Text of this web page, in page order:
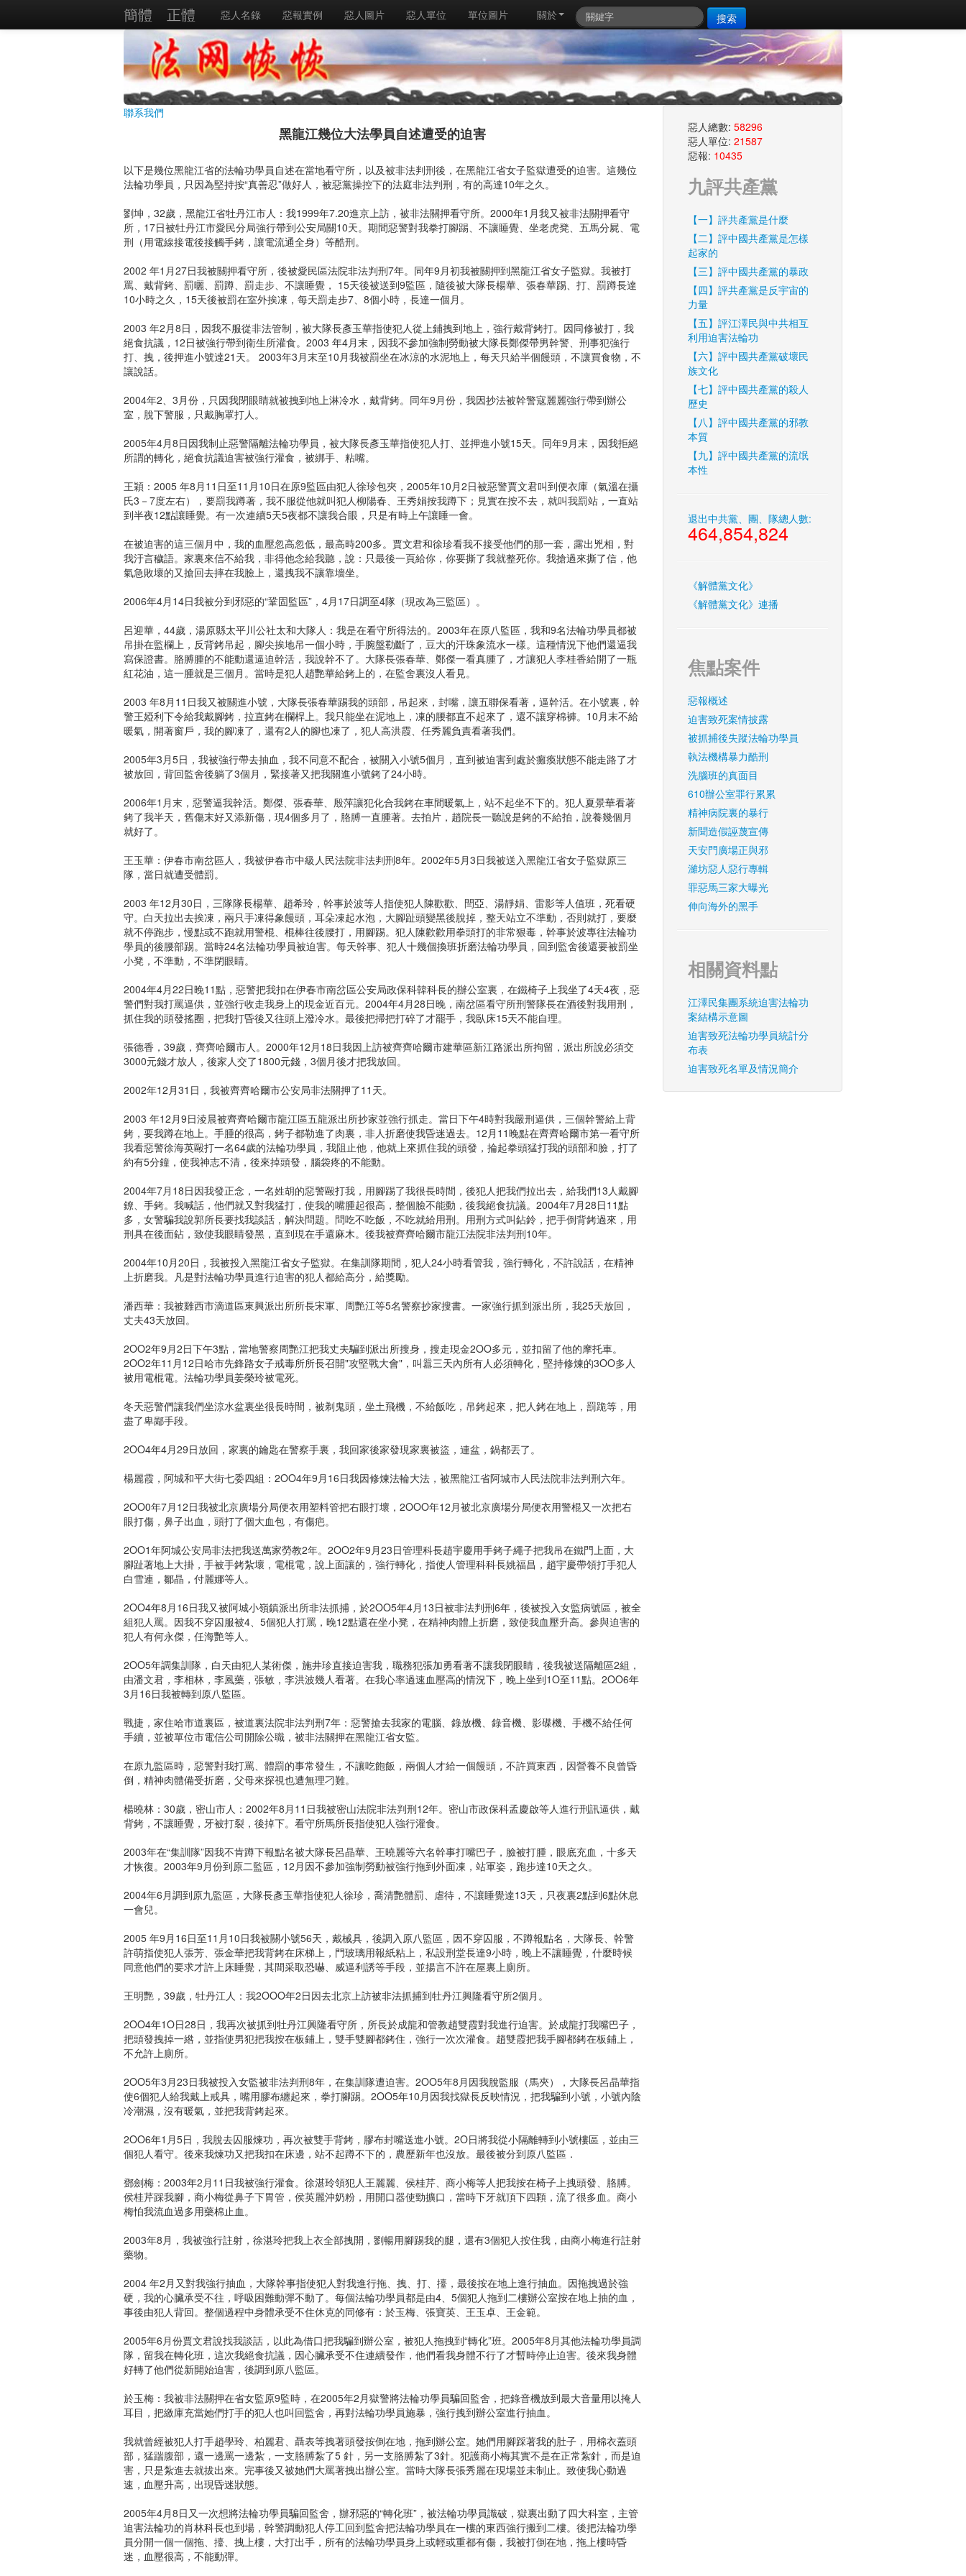
簡體 正體 惡人名錄 惡報實例 惡人圖片 惡人單位 單位圖片 搜索
關於
聯系我們
黑龍江幾位大法學員自述遭受的迫害
以下是幾位黑龍江省的法輪功學員自述在當地看守所，以及被非法判刑後，在黑龍江省女子監獄遭受的迫害。這幾位
法輪功學員，只因為堅持按“真善忍”做好人，被惡黨操控下的法庭非法判刑，有的高達10年之久。
劉坤，32歲，黑龍江省牡丹江市人：我1999年7.20進京上訪，被非法關押看守所。2000年1月我又被非法關押看守
所，17日被牡丹江市愛民分局強行帶到公安局關10天。期間惡警對我拳打腳踢、不讓睡覺、坐老虎凳、五馬分屍、電
刑（用電線接電後接觸手銬，讓電流通全身）等酷刑。
2002 年1月27日我被關押看守所，後被愛民區法院非法判刑7年。同年9月初我被關押到黑龍江省女子監獄。我被打
罵、戴背銬、罰曬、罰蹲、罰走步、不讓睡覺， 15天後被送到9監區，隨後被大隊長楊華、張春華踢、打、罰蹲長達
10小時之久，15天後被罰在室外挨凍，每天罰走步7、8個小時，長達一個月。
2003 年2月8日，因我不服從非法管制，被大隊長彥玉華指使犯人從上鋪拽到地上，強行戴背銬打。因同修被打，我
絕食抗議，12日被強行帶到衛生所灌食。2003 年4月末，因我不參加強制勞動被大隊長鄭傑帶男幹警、刑事犯強行
打、拽，後押進小號達21天。 2003年3月末至10月我被罰坐在冰涼的水泥地上，每天只給半個饅頭，不讓買食物，不
讓說話。
2004年2、3月份，只因我閉眼睛就被拽到地上淋冷水，戴背銬。同年9月份，我因抄法被幹警寇麗麗強行帶到辦公
室，脫下警服，只戴胸罩打人。
2005年4月8日因我制止惡警隔離法輪功學員，被大隊長彥玉華指使犯人打、並押進小號15天。同年9月末，因我拒絕
所謂的轉化，絕食抗議迫害被強行灌食，被綁手、粘嘴。
王穎：2005 年8月11日至11月10日在原9監區由犯人徐珍包夾，2005年10月2日被惡警賈文君叫到便衣庫（氣溫在攝
氏3－7度左右），要罰我蹲著，我不服從他就叫犯人柳陽春、王秀娟按我蹲下；見實在按不去，就叫我罰站，一直站
到半夜12點讓睡覺。有一次連續5天5夜都不讓我合眼，只是有時上午讓睡一會。
在被迫害的這三個月中，我的血壓忽高忽低，最高時200多。賈文君和徐珍看我不接受他們的那一套，露出兇相，對
我汙言穢語。家裏來信不給我，非得他念給我聽，說：只最後一頁給你，你要撕了我就整死你。我搶過來撕了信，他
氣急敗壞的又搶回去摔在我臉上，還拽我不讓靠墻坐。
2006年4月14日我被分到邪惡的“鞏固監區”，4月17日調至4隊（現改為三監區）。
呂迎華，44歲，湯原縣太平川公社太和大隊人：我是在看守所得法的。2003年在原八監區，我和9名法輪功學員都被
吊掛在監欄上，反背銬吊起，腳尖挨地吊一個小時，手腕盤勒斷了，豆大的汗珠象流水一樣。這種情況下他們還逼我
寫保證書。胳膊腫的不能動還逼迫幹活，我說幹不了。大隊長張春華、鄭傑一看真腫了，才讓犯人李桂香給開了一瓶
紅花油，這一腫就是三個月。當時是犯人趙艷華給銬上的，在監舍裏沒人看見。
2003 年8月11日我又被關進小號，大隊長張春華踢我的頭部，吊起來，封嘴，讓五聯保看著，逼幹活。在小號裏，幹
警王婭利下令給我戴腳銬，拉直銬在欄桿上。我只能坐在泥地上，凍的腰都直不起來了，還不讓穿棉褲。10月末不給
暖氣，開著窗戶，我的腳凍了，還有2人的腳也凍了，犯人高洪霞、任秀麗負責看著我們。
2005年3月5日，我被強行帶去抽血，我不同意不配合，被關入小號5個月，直到被迫害到處於癱瘓狀態不能走路了才
被放回，背回監舍後躺了3個月，緊接著又把我關進小號銬了24小時。
2006年1月末，惡警逼我幹活。鄭傑、張春華、殷萍讓犯化合我銬在車間暖氣上，站不起坐不下的。犯人夏景華看著
銬了我半天，舊傷末好又添新傷，現4個多月了，胳膊一直腫著。去拍片，趙院長一聽說是銬的不給拍，說養幾個月
就好了。
王玉華：伊春市南岔區人，我被伊春市中級人民法院非法判刑8年。2002年5月3日我被送入黑龍江省女子監獄原三
隊，當日就遭受體罰。
2003 年12月30日，三隊隊長楊華、趙希玲，幹事於波等人指使犯人陳歡歡、閆亞、湯靜娟、雷影等人值班，死看硬
守。白天拉出去挨凍，兩只手凍得象饅頭，耳朵凍起水泡，大腳趾頭變黑後脫掉，整天站立不準動，否則就打，要麼
就不停跑步，慢點或不跑就用警棍、棍棒往後腰打，用腳踢。犯人陳歡歡用拳頭打的非常狠毒，幹事於波專往法輪功
學員的後腰部踢。當時24名法輪功學員被迫害。每天幹事、犯人十幾個換班折磨法輪功學員，回到監舍後還要被罰坐
小凳，不準動，不準閉眼睛。
2004年4月22日晚11點，惡警把我扣在伊春市南岔區公安局政保科韓科長的辦公室裏，在鐵椅子上我坐了4天4夜，惡
警們對我打罵逼供，並強行收走我身上的現金近百元。2004年4月28日晚，南岔區看守所刑警隊長在酒後對我用刑，
抓住我的頭發搖圈，把我打昏後又往頭上潑冷水。最後把掃把打碎了才罷手，我臥床15天不能自理。
張德香，39歲，齊齊哈爾市人。2000年12月18日我因上訪被齊齊哈爾市建華區新江路派出所拘留，派出所說必須交
3000元錢才放人，後家人交了1800元錢，3個月後才把我放回。
2002年12月31日，我被齊齊哈爾市公安局非法關押了11天。
2003 年12月9日淩晨被齊齊哈爾市龍江區五龍派出所抄家並強行抓走。當日下午4時對我嚴刑逼供，三個幹警給上背
銬，要我蹲在地上。手腫的很高，銬子都勒進了肉裏，非人折磨使我昏迷過去。12月11晚點在齊齊哈爾市第一看守所
我看惡警徐海英毆打一名64歲的法輪功學員，我阻止他，他就上來抓住我的頭發，掄起拳頭猛打我的頭部和臉，打了
約有5分鐘，使我神志不清，後來掉頭發，腦袋疼的不能動。
2004年7月18日因我發正念，一名姓胡的惡警毆打我，用腳踢了我很長時間，後犯人把我們拉出去，給我們13人戴腳
鐐、手銬。我喊話，他們就又對我猛打，使我的嘴腫起很高，整個臉不能動，後我絕食抗議。2004年7月28日11點
多，女警騙我說郭所長要找我談話，解決問題。問吃不吃飯，不吃就給用刑。用刑方式叫鉆鈴，把手倒背銬過來，用
刑具在後面鉆，致使我眼睛發黑，直到現在手還麻木。後我被齊齊哈爾市龍江法院非法判刑10年。
2004年10月20日，我被投入黑龍江省女子監獄。在集訓隊期間，犯人24小時看管我，強行轉化，不許說話，在精神
上折磨我。凡是對法輪功學員進行迫害的犯人都給高分，給獎勵。
潘西華：我被雞西市滴道區東興派出所所長宋軍、周艷江等5名警察抄家搜書。一家強行抓到派出所，我25天放回，
丈夫43天放回。
2OO2年9月2日下午3點，當地警察周艷江把我丈夫騙到派出所搜身，搜走現金2OO多元，並扣留了他的摩托車。
2OO2年11月12日哈市先鋒路女子戒毒所所長召開"攻堅戰大會"，叫囂三天內所有人必須轉化，堅持修煉的3OO多人
被用電棍電。法輪功學員姜榮玲被電死。
冬天惡警們讓我們坐涼水盆裏坐很長時間，被剃鬼頭，坐土飛機，不給飯吃，吊銬起來，把人銬在地上，罰跪等，用
盡了卑鄙手段。
2OO4年4月29日放回，家裏的鑰匙在警察手裏，我回家後家發現家裏被盜，連盆，鍋都丟了。
楊麗霞，阿城和平大街七委四組：2OO4年9月16日我因修煉法輪大法，被黑龍江省阿城市人民法院非法判刑六年。
2OO0年7月12日我被北京廣場分局便衣用塑料管把右眼打壞，2OOO年12月被北京廣場分局便衣用警棍又一次把右
眼打傷，鼻子出血，頭打了個大血包，有傷疤。
2OO1年阿城公安局非法把我送萬家勞教2年。2OO2年9月23日管理科長趙宇慶用手銬子繩子把我吊在鐵門上面，大
腳趾著地上大掛，手被手銬紮壞，電棍電，說上面讓的，強行轉化，指使人管理科科長姚福昌，趙宇慶帶領打手犯人
白雪連，鄒晶，付麗娜等人。
2OO4年8月16日我又被阿城小嶺鎮派出所非法抓捕，於2OO5年4月13日被非法判刑6年，後被投入女監病號區，被全
組犯人罵。因我不穿囚服被4、5個犯人打罵，晚12點還在坐小凳，在精神肉體上折磨，致使我血壓升高。參與迫害的
犯人有何永傑，任海艷等人。
2OO5年調集訓隊，白天由犯人某術傑，施井珍直接迫害我，職務犯張加勇看著不讓我閉眼睛，後我被送隔離區2組，
由潘文君，李相林，李風藥，張敏，李洪波幾人看著。在我心率過速血壓高的情況下，晚上坐到1O至11點。2OO6年
3月16日我被轉到原八監區。
戰捷，家住哈市道裏區，被道裏法院非法判刑7年：惡警搶去我家的電腦、錄放機、錄音機、影碟機、手機不給任何
手續，並被單位市電信公司開除公職，被非法關押在黑龍江省女監。
在原九監區時，惡警對我打罵、體罰的事常發生，不讓吃飽飯，兩個人才給一個饅頭，不許買東西，因營養不良曾昏
倒，精神肉體備受折磨，父母來探視也遭無理刁難。
楊曉林：30歲，密山市人：2002年8月11日我被密山法院非法判刑12年。密山市政保科孟慶啟等人進行刑訊逼供，戴
背銬，不讓睡覺，牙被打裂，後掉下。看守所馬所長指使犯人強行灌食。
2003年在“集訓隊”因我不肯蹲下報點名被大隊長呂晶華、王曉麗等六名幹事打嘴巴子，臉被打腫，眼底充血，十多天
才恢復。2003年9月份到原二監區，12月因不參加強制勞動被強行拖到外面凍，站軍姿，跑步達10天之久。
2004年6月調到原九監區，大隊長彥玉華指使犯人徐珍，喬清艷體罰、虐待，不讓睡覺達13天，只夜裏2點到6點休息
一會兒。
2005 年9月16日至11月10日我被關小號56天，戴械具，後調入原八監區，因不穿囚服，不蹲報點名，大隊長、幹警
許萌指使犯人張芳、張金華把我背銬在床梯上，門玻璃用報紙粘上，私設刑堂長達9小時，晚上不讓睡覺，什麼時候
同意他們的要求才許上床睡覺，其間采取恐嚇、威逼利誘等手段，並揚言不許在屋裏上廁所。
王明艷，39歲，牡丹江人：我2OOO年2日因去北京上訪被非法抓捕到牡丹江興隆看守所2個月。
2OO4年1O日28日，我再次被抓到牡丹江興隆看守所，所長於成龍和管教趙雙霞對我進行迫害。於成龍打我嘴巴子，
把頭發拽掉一綹，並指使男犯把我按在板鋪上，雙手雙腳都銬住，強行一次次灌食。趙雙霞把我手腳都銬在板鋪上，
不允許上廁所。
2OO5年3月23日我被投入女監被非法判刑8年，在集訓隊遭迫害。2OO5年8月因我脫監服（馬夾），大隊長呂晶華指
使6個犯人給我戴上戒具，嘴用膠布纏起來，拳打腳踢。2OO5年10月因我找獄長反映情況，把我騙到小號，小號內陰
冷潮濕，沒有暖氣，並把我背銬起來。
2OO6年1月5日，我脫去囚服煉功，再次被雙手背銬，膠布封嘴送進小號。2O日將我從小隔離轉到小號樓區，並由三
個犯人看守。後來我煉功又把我扣在床邊，站不起蹲不下的，農歷新年也沒放。最後被分到原八監區．
鄧劍梅：2003年2月11日我被強行灌食。徐湛玲領犯人王麗麗、侯桂芹、商小梅等人把我按在椅子上拽頭發、胳膊。
侯桂芹踩我腳，商小梅從鼻子下胃管，侯英麗沖奶粉，用開口器使勁擴口，當時下牙就頂下四顆，流了很多血。商小
梅怕我流血過多用藥棉止血。
2003年8月，我被強行註射，徐湛玲把我上衣全部拽開，劉暢用腳踢我的腿，還有3個犯人按住我，由商小梅進行註射
藥物。
2004 年2月又對我強行抽血，大隊幹事指使犯人對我進行拖、拽、打、擡，最後按在地上進行抽血。因拖拽過於強
硬，我的心臟承受不往，呼吸困難動彈不動了。每個法輪功學員都是由4、5個犯人拖到二樓辦公室按在地上抽的血，
事後由犯人背回。整個過程中身體承受不住休克的同修有：於玉梅、張寶英、王玉卓、王金範。
2005年6月份賈文君說找我談話，以此為借口把我騙到辦公室，被犯人拖拽到“轉化”班。2005年8月其他法輪功學員調
隊，留我在轉化班，這次我絕食抗議，因心臟承受不住連續發作，他們看我身體不行了才暫時停止迫害。後來我身體
好轉了他們從新開始迫害，後調到原八監區。
於玉梅：我被非法關押在省女監原9監時，在2005年2月獄警將法輪功學員騙回監舍，把錄音機放到最大音量用以掩人
耳目，把繳庫充當她們打手的犯人也叫回監舍，再對法輪功學員施暴，強行拽到辦公室進行抽血。
我就曾經被犯人打手趙學玲、柏麗君、聶表等拽著頭發按倒在地，拖到辦公室。她們用腳踩著我的肚子，用棉衣蓋頭
部，猛踹腹部，還一邊罵一邊紮，一支胳膊紮了5 針，另一支胳膊紮了3針。犯護商小梅其實不是在正常紮針，而是迫
害，只是紮進去就拔出來。完事後又被她們大罵著拽出辦公室。當時大隊長張秀麗在現場並未制止。致使我心動過
速，血壓升高，出現昏迷狀態。
2005年4月8日又一次想將法輪功學員騙回監舍，辦邪惡的“轉化班”，被法輪功學員識破，獄裏出動了四大科室，主管
迫害法輪功的肖林科長也到場，幹警調動犯人停工回到監舍把法輪功學員在一樓的東西強行搬到二樓。後把法輪功學
員分開一個一個拖、擡、拽上樓，大打出手，所有的法輪功學員身上或輕或重都有傷，我被打倒在地，拖上樓時昏
迷，血壓很高，不能動彈。
惡人總數: 58296
惡人單位: 21587
惡報: 10435
九評共產黨
【一】評共產黨是什麼
【二】評中國共產黨是怎樣
起家的
【三】評中國共產黨的暴政
【四】評共產黨是反宇宙的
力量
【五】評江澤民與中共相互
利用迫害法輪功
【六】評中國共產黨破壞民
族文化
【七】評中國共產黨的殺人
歷史
【八】評中國共產黨的邪教
本質
【九】評中國共產黨的流氓
本性
退出中共黨、團、隊總人數:
464,854,824
《解體黨文化》
《解體黨文化》連播
焦點案件
惡報概述
迫害致死案情披露
被抓捕後失蹤法輪功學員
執法機構暴力酷刑
洗腦班的真面目
610辦公室罪行累累
精神病院裏的暴行
新聞造假誣蔑宣傳
天安門廣場正與邪
濰坊惡人惡行專輯
罪惡馬三家大曝光
伸向海外的黑手
相關資料點
江澤民集團系統迫害法輪功
案結構示意圖
迫害致死法輪功學員統計分
布表
迫害致死名單及情況簡介